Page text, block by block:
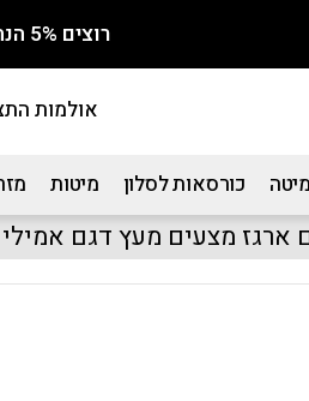
רוצים 5% הנחה לרכישה הראשונה? לחצו כאן!
אולמות
כורסאות לסלון מיטות
מצעים מעץ דגם אמילי